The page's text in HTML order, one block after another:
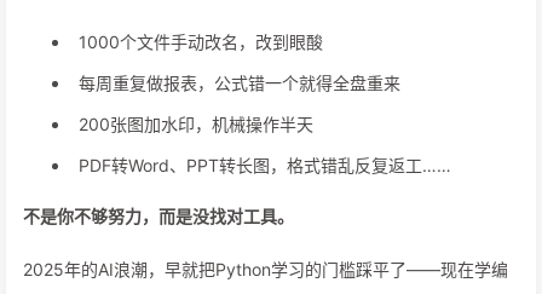
1000个文件手动改名，改到眼酸
每周重复做报表，公式错一个就得全盘重来
200张图加水印，机械操作半天
PDF转Word、PPT转长图，格式错乱反复返工……
不是你不够努力，而是没找对工具。
2025年的AI浪潮，早就把Python学习的门槛踩平了——现在学编